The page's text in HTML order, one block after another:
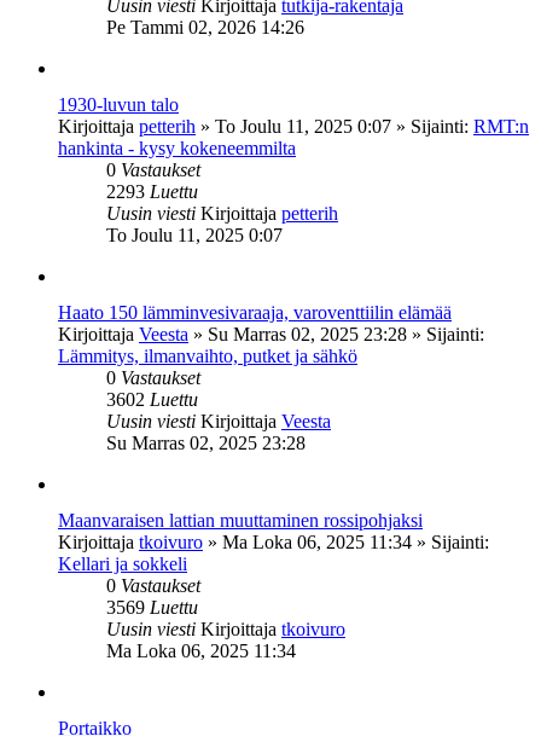
Uusin viesti Kirjoittaja tutkija-rakentaja
Pe Tammi 02, 2026 14:26
1930-luvun talo
Kirjoittaja petterih » To Joulu 11, 2025 0:07 » Sijainti: RMT:n
hankinta - kysy kokeneemmilta
0 Vastaukset
2293 Luettu
Uusin viesti Kirjoittaja petterih
To Joulu 11, 2025 0:07
Haato 150 lämminvesivaraaja, varoventtiilin elämää
Kirjoittaja Veesta » Su Marras 02, 2025 23:28 » Sijainti:
Lämmitys, ilmanvaihto, putket ja sähkö
0 Vastaukset
3602 Luettu
Uusin viesti Kirjoittaja Veesta
Su Marras 02, 2025 23:28
Maanvaraisen lattian muuttaminen rossipohjaksi
Kirjoittaja tkoivuro » Ma Loka 06, 2025 11:34 » Sijainti:
Kellari ja sokkeli
0 Vastaukset
3569 Luettu
Uusin viesti Kirjoittaja tkoivuro
Ma Loka 06, 2025 11:34
Portaikko